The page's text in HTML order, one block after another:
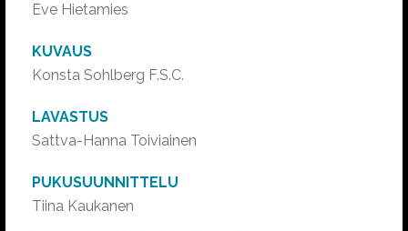
Eve Hietamies
KUVAUS
Konsta Sohlberg F.S.C.
LAVASTUS
Sattva-Hanna Toiviainen
PUKUSUUNNITTELU
Tiina Kaukanen